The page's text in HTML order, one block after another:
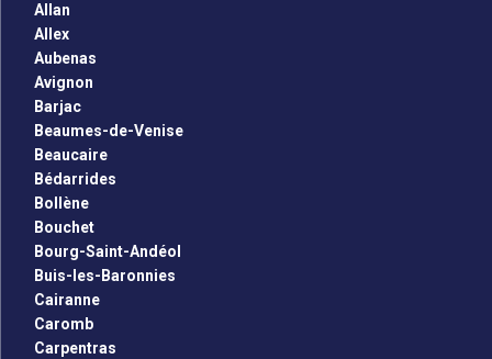
Allan
Allex
Aubenas
Avignon
Barjac
Beaumes-de-Venise
Beaucaire
Bédarrides
Bollène
Bouchet
Bourg-Saint-Andéol
Buis-les-Baronnies
Cairanne
Caromb
Carpentras